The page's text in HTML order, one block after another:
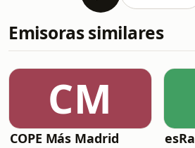
Emisoras similares
CM
COPE Más Madrid